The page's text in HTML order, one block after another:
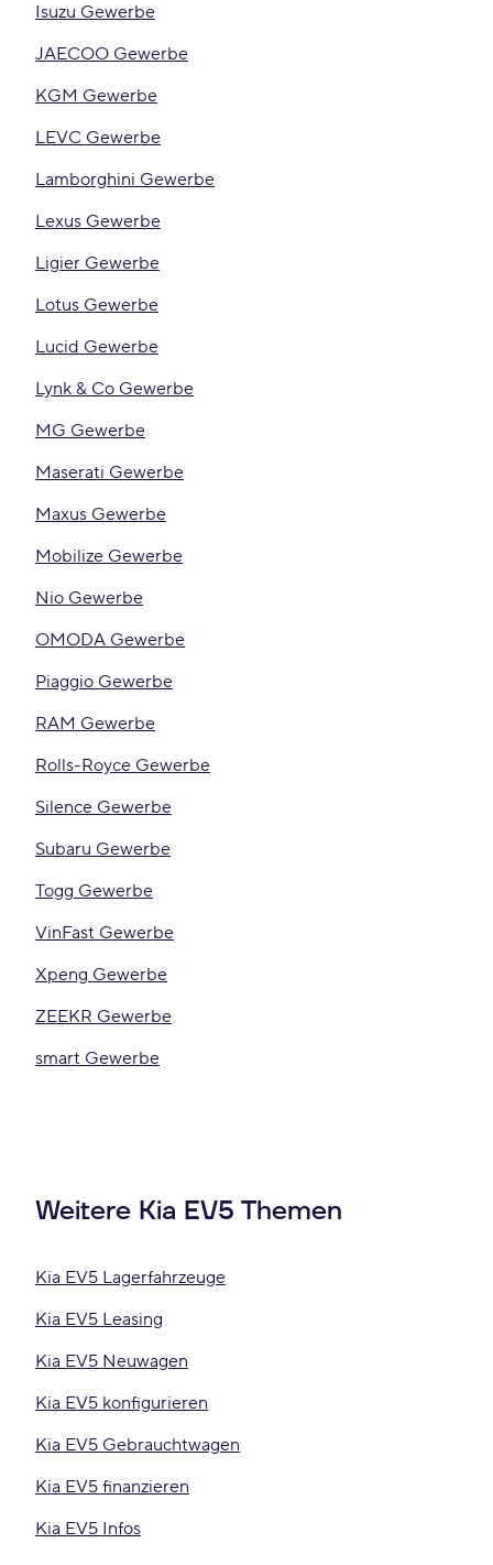
Isuzu Gewerbe
JAECOO Gewerbe
KGM Gewerbe
LEVC Gewerbe
Lamborghini Gewerbe
Lexus Gewerbe
Ligier Gewerbe
Lotus Gewerbe
Lucid Gewerbe
Lynk & Co Gewerbe
MG Gewerbe
Maserati Gewerbe
Maxus Gewerbe
Mobilize Gewerbe
Nio Gewerbe
OMODA Gewerbe
Piaggio Gewerbe
RAM Gewerbe
Rolls-Royce Gewerbe
Silence Gewerbe
Subaru Gewerbe
Togg Gewerbe
VinFast Gewerbe
Xpeng Gewerbe
ZEEKR Gewerbe
smart Gewerbe
Weitere Kia EV5 Themen
Kia EV5 Lagerfahrzeuge
Kia EV5 Leasing
Kia EV5 Neuwagen
Kia EV5 konfigurieren
Kia EV5 Gebrauchtwagen
Kia EV5 finanzieren
Kia EV5 Infos